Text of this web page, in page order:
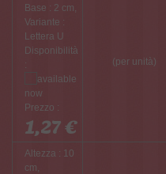
Base : 2 cm,
Variante :
Lettera U
Disponibilità
:
Prezzo :
1,27 €
(per unità)
Altezza : 10
cm,